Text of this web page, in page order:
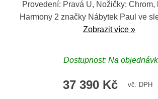
Provedení: Pravá U, Nožičky: Chrom,
Harmony 2 značky Nábytek Paul ve
Zobrazit více »
Dostupnost: Na
37 390 Kč vč. DPH